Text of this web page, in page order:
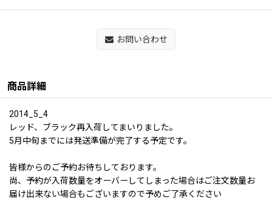
お問い合わせ
商品詳細
2014_5_4
レッド、ブラック再入荷してまいりました。
5月中旬までには発送準備が完了する予定です。
皆様からのご予約お待ちしております。
尚、予約が入荷数量をオーバーしてしまった場合はご注文数量お
届け出来ない場合もございますので予めご了承ください